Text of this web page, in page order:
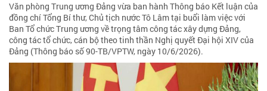
Văn phòng Trung ương Đảng vừa ban hành Thông báo Kết luận của
đồng chí Tổng Bí thư, Chủ tịch nước Tô Lâm tại buổi làm việc với
Ban Tổ chức Trung ương về trọng tâm công tác xây dựng Đảng,
công tác tổ chức, cán bộ theo tinh thần Nghị quyết Đại hội XIV của
Đảng (Thông báo số 90-TB/VPTW, ngày 10/6/2026).